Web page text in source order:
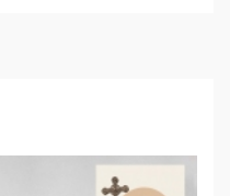
в России, но
определять